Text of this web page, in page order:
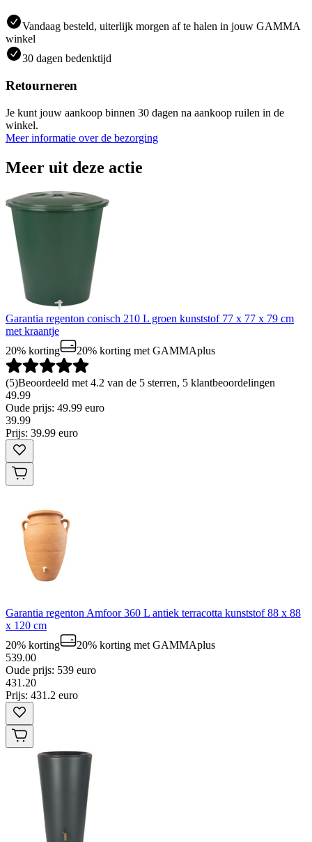
Vandaag besteld, uiterlijk morgen af te halen in jouw GAMMA
winkel
30 dagen bedenktijd
Retourneren
Je kunt jouw aankoop binnen 30 dagen na aankoop ruilen in de
winkel.
Meer informatie over de bezorging
Meer uit deze actie
Garantia regenton conisch 210 L groen kunststof 77 x 77 x 79 cm
met kraantje
20% korting
20% korting met GAMMAplus
(5)Beoordeeld met 4.2 van de 5 sterren, 5 klantbeoordelingen
49.99
Oude prijs: 49.99 euro
39.99
Prijs: 39.99 euro
Garantia regenton Amfoor 360 L antiek terracotta kunststof 88 x 88
x 120 cm
20% korting
20% korting met GAMMAplus
539.00
Oude prijs: 539 euro
431 .20
Prijs: 431.2 euro